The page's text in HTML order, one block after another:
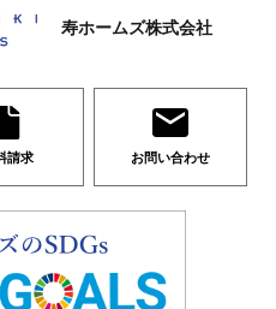
寿ホームズ株式会社
請求 お問い合わせ